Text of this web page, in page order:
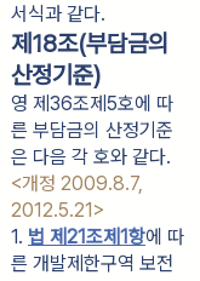
서식과 같다.
제18조(부담금의
산정기준)
영 제36조제5호에 따
른 부담금의 산정기준
은 다음 각 호와 같다.
<개정 2009.8.7,
2012.5.21>
1. 법 제21조제1항에 따
른 개발제한구역 보전